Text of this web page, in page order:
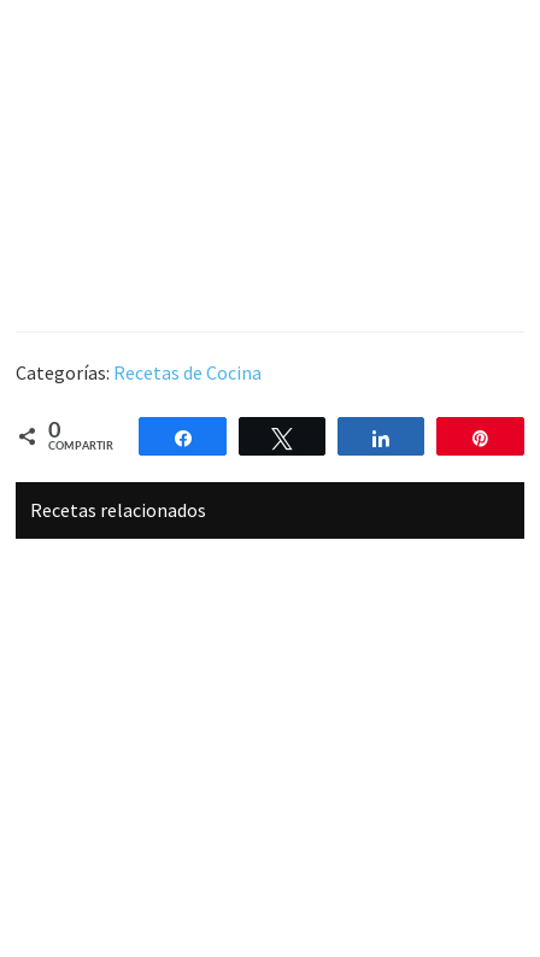
Categorías: Recetas de Cocina
0
COMPARTIR
Compartir Compartir
Recetas relacionados